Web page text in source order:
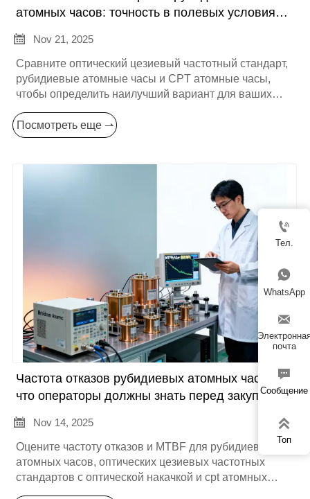
атомных часов: точность в полевых условиях,
время прогрева и контрольный список
интеграции
 Nov 21, 2025
Сравните оптический цезиевый частотный стандарт,
рубидиевые атомные часы и CPT атомные часы,
чтобы определить наилучший вариант для ваших
потребностей в оптическом производстве или
инфраструктуре пространства-времени. Это краткое
руководство сравнивает точность в полевых
точности с прослеживаемостью к СИ, рубидий для
экономичной синхронизации среднего уровня и CPT
для энергоэффективных быстро запускаемых
периферийных узлов. При поддержке экспертизы
SPACEON, мы предлагаем индивидуальную
интеграцию, заводские приемочные испытания и
поддержку на протяжении всего жизненного цикла.
Нажмите, чтобы запросить консультацию, пилотный
проект или подробный контрольный список.
Посмотреть еще ⇀
Частота отказов рубидиевых атомных часов:
что операторы должны знать перед закупкой и
внедрением
 Nov 14, 2025
Оцените частоту отказов и MTBF для рубидиевых
атомных часов, оптических цезиевых частотных
стандартов с оптической накачкой и cpt атомных

Тел.

WhatsApp

почта

Сообщение

Топ